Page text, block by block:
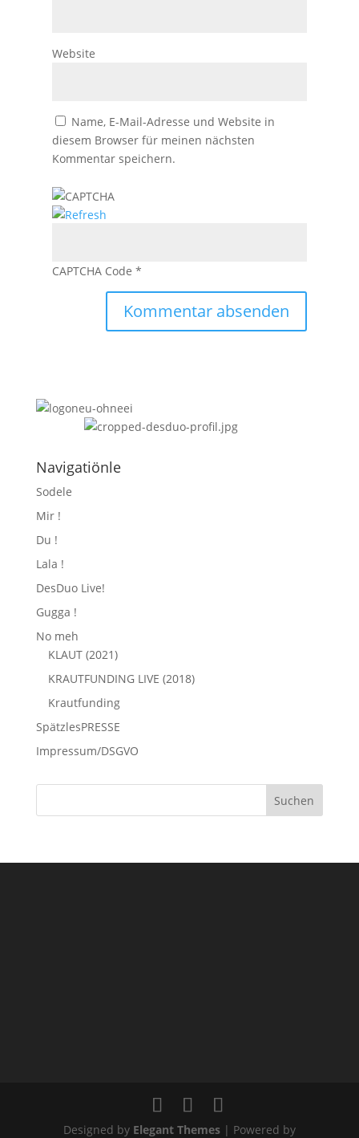
Website
Name, E-Mail-Adresse und Website in
diesem Browser für meinen nächsten
Kommentar speichern.
CAPTCHA Code *
Navigatiönle
Sodele
Mir !
Du !
Lala !
DesDuo Live!
Gugga !
No meh
KLAUT (2021)
KRAUTFUNDING LIVE (2018)
Krautfunding
SpätzlesPRESSE
Impressum/DSGVO
Designed by Elegant Themes| Powered by